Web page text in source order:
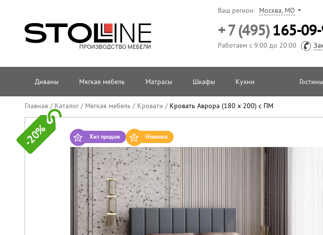
Ваш регион: Москва, МО
+ 7 (495)165-
Работаем с 9:00 до 20:00
Диваны Мягкая мебель Матрасы Шкафы Кухни
Главная / Каталог/ Мягкая мебель / Кровати / Кровать Аврора (180 х 200) с ПМ
-20% Хит продаж Новинка